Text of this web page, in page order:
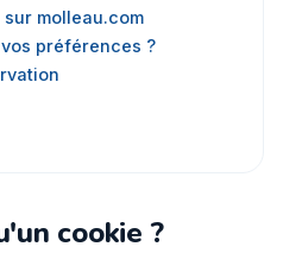
molleau.com
préférences ?
cookie ?